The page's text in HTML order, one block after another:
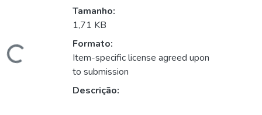
Carregando...
Tamanho:
1,71 KB
Formato:
Item-specific license agreed upon
to submission
Descrição: